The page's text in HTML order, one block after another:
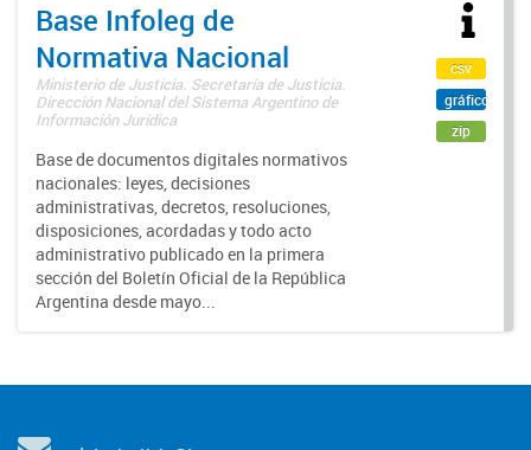
Base Infoleg de
Normativa Nacional
Ministerio de Justicia. Secretaría de Justicia.
Dirección Nacional del Sistema Argentino de
Información Jurídica
Base de documentos digitales normativos
nacionales: leyes, decisiones
administrativas, decretos, resoluciones,
disposiciones, acordadas y todo acto
administrativo publicado en la primera
sección del Boletín Oficial de la República
Argentina desde mayo...
csv
gráfico
zip